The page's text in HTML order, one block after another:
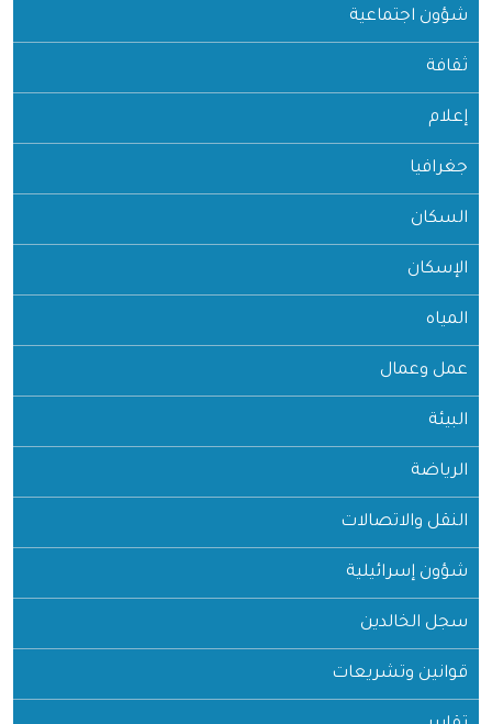
شؤون اجتماعية
ثقافة
إعلام
جغرافيا
السكان
الإسكان
المياه
عمل وعمال
البيئة
الرياضة
النقل والاتصالات
شؤون إسرائيلية
سجل الخالدين
قوانين وتشريعات